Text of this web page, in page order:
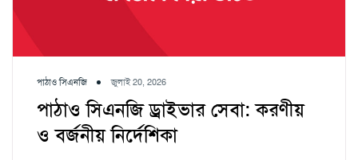
পাঠাও সিএনজি জুলাই 20, 2026
পাঠাও সিএনজি ড্রাইভার সেবা: করণীয়
ও বর্জনীয় নির্দেশিকা